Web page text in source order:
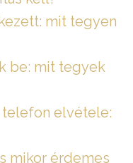
mit tegyen
be: mit tegyek
telefon elvétele:
mikor érdemes